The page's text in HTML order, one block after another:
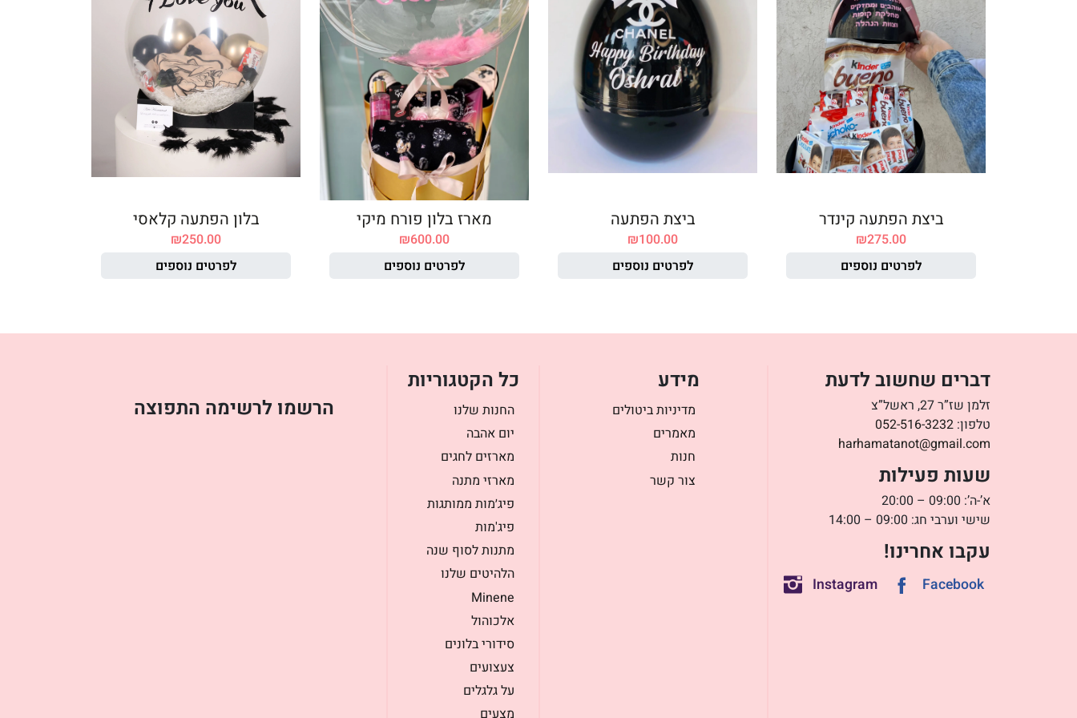
ביצת הפתעה קינדר
₪275.00
לפרטים נוספים
ביצת הפתעה
₪100.00
לפרטים נוספים
מארז בלון פורח מיקי
₪600.00
לפרטים נוספים
בלון הפתעה קלאסי
₪250.00
לפרטים נוספים
דברים שחשוב לדעת
זלמן שז”ר 27, ראשל”צ
טלפון: 052-516-3232
harhamatanot@gmail.com
שעות פעילות
א’-ה’: 09:00 – 20:00
שישי וערבי חג: 09:00 – 14:00
עקבו אחרינו!
Facebook
Instagram
מידע
מדיניות ביטולים
מאמרים
חנות
צור קשר
כל הקטגוריות
החנות שלנו
יום אהבה
מארזים לחגים
מארזי מתנה
פיג׳מות ממותגות
פיג'מות
מתנות לסוף שנה
הלהיטים שלנו
Minene
אלכוהול
סידורי בלונים
צעצועים
על גלגלים
הרשמו לרשימה התפוצה